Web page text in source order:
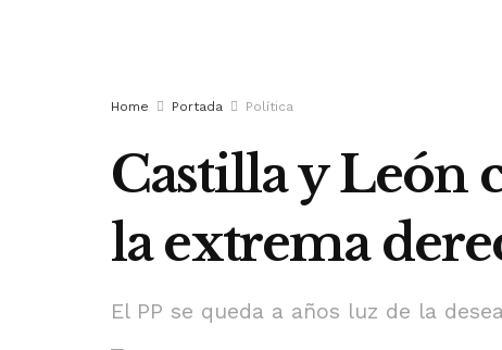
Home Portada Política
Castilla y León
la extrema
El PP se queda a años luz de la